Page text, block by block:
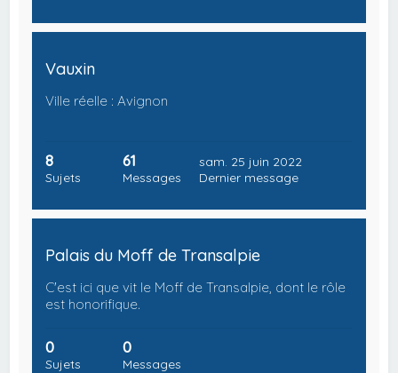
Vauxin
Ville réelle : Avignon
8
Sujets
61
Messages
sam. 25 juin 2022
Dernier message
Palais du Moff de Transalpie
C'est ici que vit le Moff de Transalpie, dont le rôle
est honorifique.
0
Sujets
0
Messages